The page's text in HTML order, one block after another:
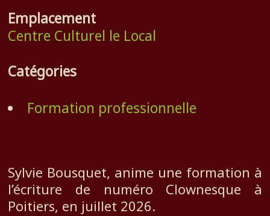
Emplacement
Centre Culturel le Local
Catégories
Formation professionnelle
Sylvie Bousquet, anime une formation à
l’écriture de numéro Clownesque à
Poitiers, en juillet 2026.